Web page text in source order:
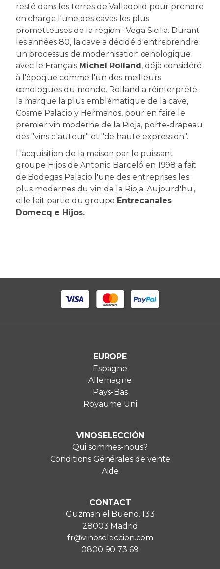
resté dans les terres de Valladolid pour prendre
en charge l'une des caves les plus
prometteuses de la région : Vega Sicilia. Durant
les années 80, la cave a décidé d'entreprendre
un processus de modernisation œnologique
avec le Français Michel Rolland, déjà considéré
à l'époque comme l'un des meilleurs
œnologues du monde. Rolland a réinterprété
la marque la plus emblématique de la cave,
Cosme Palacio y Hermanos, pour en faire le
premier vin moderne de la Rioja, porte-drapeau
des "vins d'auteur" et "de haute expression".
L'acquisition de la maison par le puissant
groupe Hijos de Antonio Barceló en 1998 a fait
de Bodegas Palacio l'une des entreprises les
plus modernes du vin de la Rioja. Aujourd'hui,
elle fait partie du groupe Entrecanales
Domecq e Hijos.
EUROPE
Espagne
Allemagne
Pays-Bas
Royaume Uni
VINOSELECCIÓN
Qui sommes-nous?
Conditions Générales de vente
Aide
CONTACT
Guzman el Bueno, 133
28003 Madrid
fr@vinoseleccion.com
0800 90 73 69